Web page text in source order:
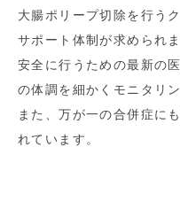
大腸ポリープ切除を行う
サポート体制が求められ
安全に行うための最新の
の体調を細かくモニタリ
また、万が一の合併症に
れています。